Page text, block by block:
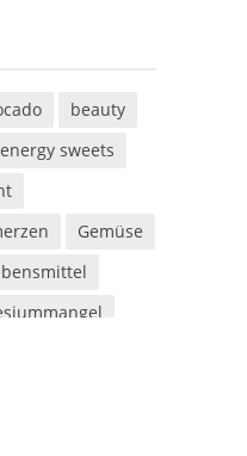
beauty
energy sweets
Gemüse